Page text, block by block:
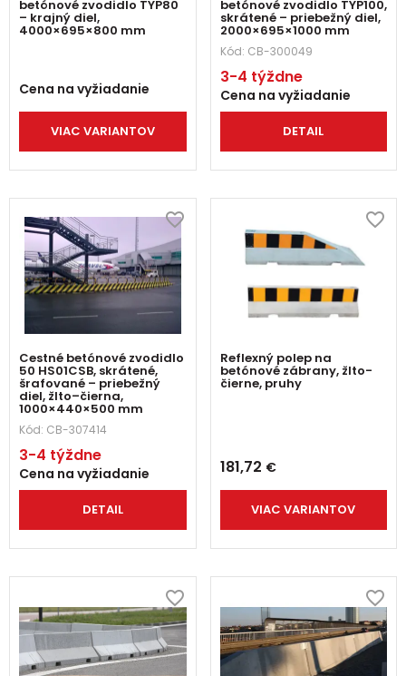
betónové zvodidlo TYP80
– krajný diel,
4000×695×800 mm
Cena na vyžiadanie
VIAC VARIANTOV
betónové zvodidlo TYP100,
skrátené – priebežný diel,
2000×695×1000 mm
Kód: CB-300049
3-4 týždne
Cena na vyžiadanie
DETAIL
Cestné betónové zvodidlo
50 HS01CSB, skrátené,
šrafované – priebežný
diel, žlto–čierna,
1000×440×500 mm
Kód: CB-307414
3-4 týždne
Cena na vyžiadanie
DETAIL
Reflexný polep na
betónové zábrany, žlto-
čierne, pruhy
181,72 €
VIAC VARIANTOV